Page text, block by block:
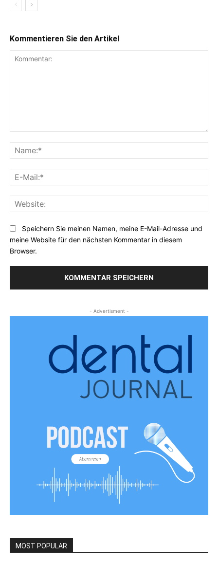
Kommentieren Sie den Artikel
Speichern Sie meinen Namen, meine E-Mail-Adresse und
meine Website für den nächsten Kommentar in diesem
Browser.
- Advertisment -
MOST POPULAR